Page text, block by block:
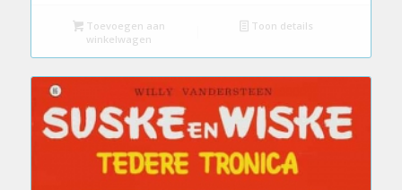
Toevoegen aan
winkelwagen
Toon details